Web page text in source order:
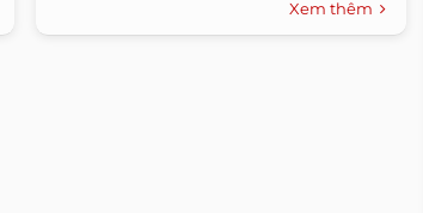
Xem thêm